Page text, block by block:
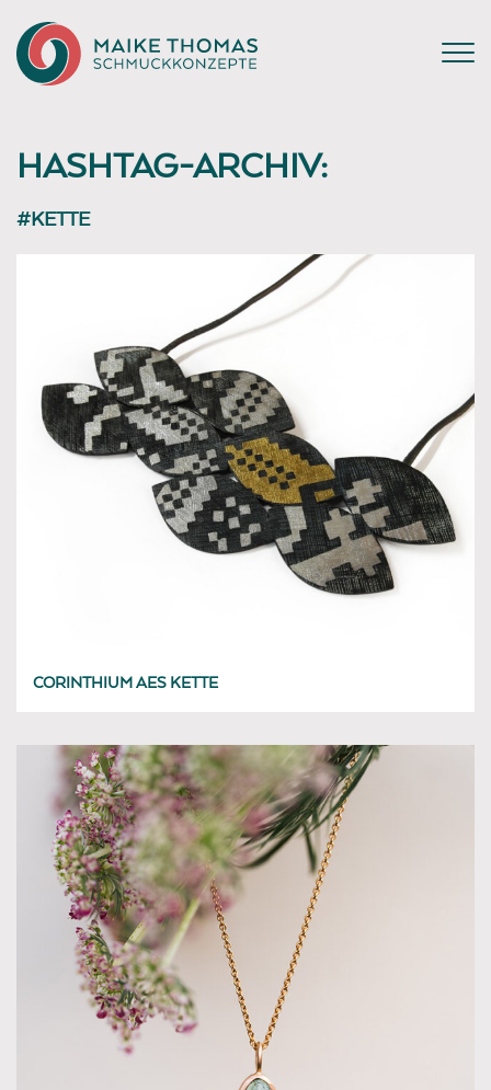
HASHTAG-ARCHIV:
#KETTE
CORINTHIUM AES KETTE